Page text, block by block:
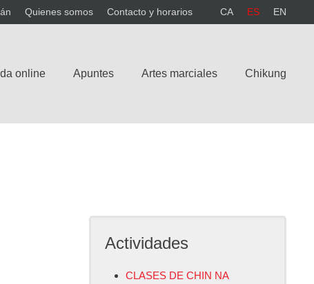
Quienes somos Contacto y horarios CA ES EN
online Apuntes Artes marciales Chikung
Actividades
CLASES DE CHIN NA